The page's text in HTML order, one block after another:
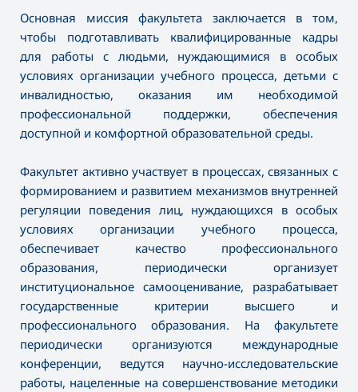
Основная миссия факультета заключается в том,
чтобы подготавливать квалифицированные кадры
для работы с людьми, нуждающимися в особых
условиях организации учебного процесса, детьми с
инвалидностью, оказания им необходимой
профессиональной поддержки, обеспечения
доступной и комфортной образовательной среды.
Факультет активно участвует в процессах, связанных с
формированием и развитием механизмов внутренней
регуляции поведения лиц, нуждающихся в особых
условиях организации учебного процесса,
обеспечивает качество профессионального
образования, периодически организует
институциональное самооценивание, разрабатывает
государственные критерии высшего и
профессионального образования. На факультете
периодически организуются международные
конференции, ведутся научно-исследовательские
работы, нацеленные на совершенствование методики